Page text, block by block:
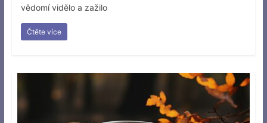
vědomí vidělo a zažilo
Čtěte více